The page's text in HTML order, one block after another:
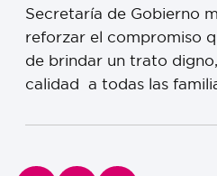
Secretaría de Gobierno
reforzar el compromiso
de brindar un trato
calidad a todas las